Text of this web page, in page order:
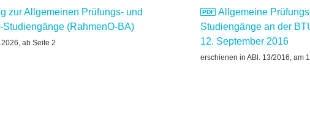
zur Allgemeinen Prüfungs- und
(RahmenO-BA)
ab Seite 2
Allgemeine
Studiengänge an der
12. September 2016
erschienen in ABl. 13/2016, am